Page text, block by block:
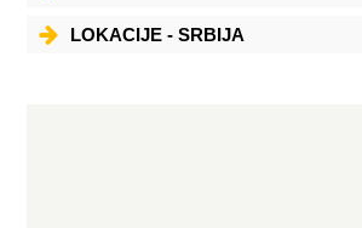
LOKACIJE - SRBIJA